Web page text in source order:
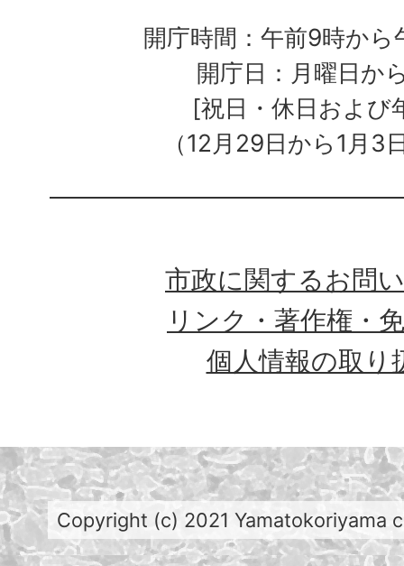
開庁時間：午前9時か
開庁日：月曜日か
[祝日・休日および
（12月29日から1月3
市政に関するお問
リンク・著作権・
個人情報の取り
Copyright (c) 2021 Yamatokoriyama